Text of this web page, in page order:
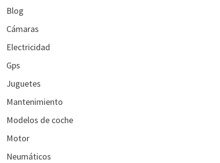
Blog
Cámaras
Electricidad
Gps
Juguetes
Mantenimiento
Modelos de coche
Motor
Neumáticos